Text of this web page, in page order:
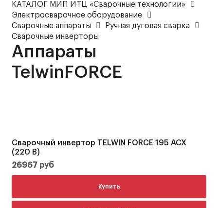
КАТАЛОГ МИП ИТЦ «Сварочные технологии»
Электросварочное оборудование
Сварочные аппараты
Ручная дуговая сварка
Сварочные инверторы
Аппараты
TelwinFORCE
Сварочный инвертор TELWIN FORCE 195 ACX
(220 В)
26967 руб
Купить